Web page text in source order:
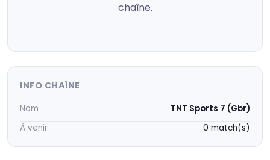
chaîne.
INFO CHAÎNE
Nom
TNT Sports 7 (Gbr)
À venir
0 match(s)